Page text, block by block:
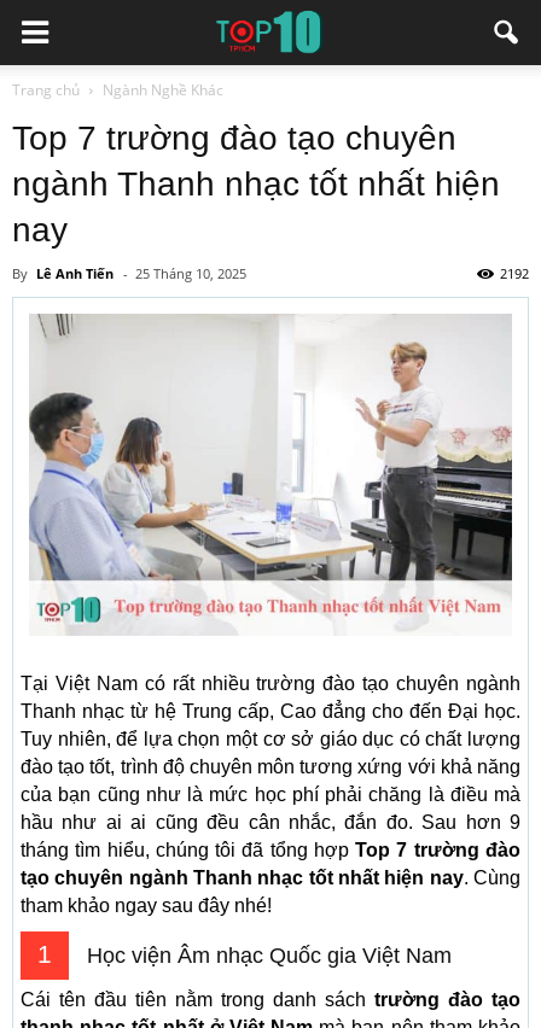
Trang chủ Ngành Nghề Khác
Top 7 trường đào tạo chuyên
ngành Thanh nhạc tốt nhất hiện
nay
By Lê Anh Tiến - 25 Tháng 10, 2025 2192
Tại Việt Nam có rất nhiều trường đào tạo chuyên ngành
Thanh nhạc từ hệ Trung cấp, Cao đẳng cho đến Đại học.
Tuy nhiên, để lựa chọn một cơ sở giáo dục có chất lượng
đào tạo tốt, trình độ chuyên môn tương xứng với khả năng
của bạn cũng như là mức học phí phải chăng là điều mà
hầu như ai ai cũng đều cân nhắc, đắn đo. Sau hơn 9
tháng tìm hiểu, chúng tôi đã tổng hợpTop 7 trường đào
tạo chuyên ngành Thanh nhạc tốt nhất hiện nay. Cùng
tham khảo ngay sau đây nhé!
1 Học viện Âm nhạc Quốc gia Việt Nam
Cái tên đầu tiên nằm trong danh sách trường đào tạo